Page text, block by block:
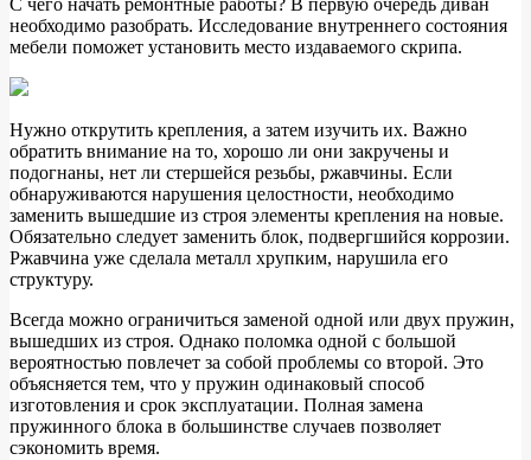
С чего начать ремонтные работы? В первую очередь диван
необходимо разобрать. Исследование внутреннего состояния
мебели поможет установить место издаваемого скрипа.
Нужно открутить крепления, а затем изучить их. Важно
обратить внимание на то, хорошо ли они закручены и
подогнаны, нет ли стершейся резьбы, ржавчины. Если
обнаруживаются нарушения целостности, необходимо
заменить вышедшие из строя элементы крепления на новые.
Обязательно следует заменить блок, подвергшийся коррозии.
Ржавчина уже сделала металл хрупким, нарушила его
структуру.
Всегда можно ограничиться заменой одной или двух пружин,
вышедших из строя. Однако поломка одной с большой
вероятностью повлечет за собой проблемы со второй. Это
объясняется тем, что у пружин одинаковый способ
изготовления и срок эксплуатации. Полная замена
пружинного блока в большинстве случаев позволяет
сэкономить время.